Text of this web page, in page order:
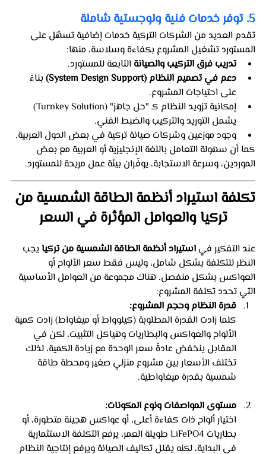
5. توفر خدمات فنية ولوجستية شاملة
تقدم العديد من الشركات التركية خدمات إضافية تسهّل على
المستورد تشغيل المشروع بكفاءة وسلاسة، منها:
تدريب فرق التركيب والصيانة التابعة للمستورد.
دعم في تصميم النظام (System Design Support)
بناءً
على احتياجات المشروع.
إمكانية تزويد النظام كـ "حل جاهز" (Turnkey Solution)
يشمل التوريد والتركيب والضبط الفني.
وجود موزعين وشركات صيانة تركية في بعض الدول العربية.
كما أن سهولة التعامل باللغة الإنجليزية أو العربية مع بعض
الموردين، وسرعة الاستجابة، يوفّران بيئة عمل مريحة للمستورد.
تكلفة استيراد أنظمة الطاقة الشمسية من
تركيا والعوامل المؤثرة في السعر
عند التفكير في استيراد أنظمة الطاقة الشمسية من تركيا يجب
النظر للتكلفة بشكل شامل، وليس فقط سعر الألواح أو
العواكس بشكل منفصل. هناك مجموعة من العوامل الأساسية
التي تحدد تكلفة المشروع:
قدرة النظام وحجم المشروع:
كلما زادت القدرة المطلوبة (كيلوواط أو ميغاواط) زادت كمية
الألواح والعواكس والبطاريات وهياكل التثبيت، لكن في
المقابل ينخفض عادةً سعر الوحدة مع زيادة الكمية، لذلك
تختلف الأسعار بين مشروع منزلي صغير ومحطة طاقة
شمسية بقدرة ميغاواطية.
مستوى المواصفات ونوع المكونات:
اختيار ألواح ذات كفاءة أعلى، أو عواكس هجينة متطورة، أو
بطاريات LiFePO4 طويلة العمر، يرفع التكلفة الاستثمارية
في البداية، لكنه يقلل تكاليف الصيانة ويرفع إنتاجية النظام